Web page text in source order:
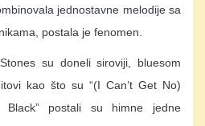
jednostavne melodije sa
postala je fenomen.
su doneli siroviji, bluesom
kao što su “(I Can’t Get No)
Black” postali su himne jedne